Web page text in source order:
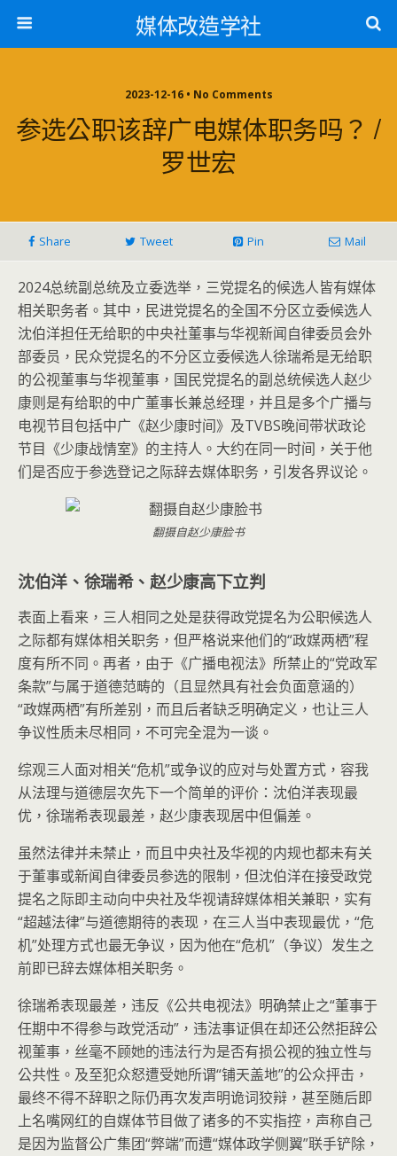
媒体改造学社
2023-12-16 • No Comments
参选公职该辞广电媒体职务吗？ /
罗世宏
Share Tweet Pin Mail
2024总统副总统及立委选举，三党提名的候选人皆有媒体
相关职务者。其中，民进党提名的全国不分区立委候选人
沈伯洋担任无给职的中央社董事与华视新闻自律委员会外
部委员，民众党提名的不分区立委候选人徐瑞希是无给职
的公视董事与华视董事，国民党提名的副总统候选人赵少
康则是有给职的中广董事长兼总经理，并且是多个广播与
电视节目包括中广《赵少康时间》及TVBS晚间带状政论
节目《少康战情室》的主持人。大约在同一时间，关于他
们是否应于参选登记之际辞去媒体职务，引发各界议论。
翻摄自赵少康脸书
沈伯洋、徐瑞希、赵少康高下立判
表面上看来，三人相同之处是获得政党提名为公职候选人
之际都有媒体相关职务，但严格说来他们的“政媒两栖”程
度有所不同。再者，由于《广播电视法》所禁止的“党政军
条款”与属于道德范畴的（且显然具有社会负面意涵的）
“政媒两栖”有所差别，而且后者缺乏明确定义，也让三人
争议性质未尽相同，不可完全混为一谈。
综观三人面对相关“危机”或争议的应对与处置方式，容我
从法理与道德层次先下一个简单的评价：沈伯洋表现最
优，徐瑞希表现最差，赵少康表现居中但偏差。
虽然法律并未禁止，而且中央社及华视的内规也都未有关
于董事或新闻自律委员参选的限制，但沈伯洋在接受政党
提名之际即主动向中央社及华视请辞媒体相关兼职，实有
“超越法律”与道德期待的表现，在三人当中表现最优，“危
机”处理方式也最无争议，因为他在“危机”（争议）发生之
前即已辞去媒体相关职务。
徐瑞希表现最差，违反《公共电视法》明确禁止之“董事于
任期中不得参与政党活动”，违法事证俱在却还公然拒辞公
视董事，丝毫不顾她的违法行为是否有损公视的独立性与
公共性。及至犯众怒遭受她所谓“铺天盖地”的公众抨击，
最终不得不辞职之际仍再次发声明诡词狡辩，甚至随后即
上名嘴网红的自媒体节目做了诸多的不实指控，声称自己
是因为监督公广集团“弊端”而遭“媒体政学侧翼”联手铲除，